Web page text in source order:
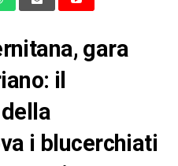
gara
il
i blucerchiati